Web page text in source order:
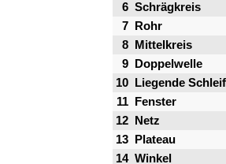
6 Schrägkreis
7
Rohr
8
Mittelkreis
9
Doppelwelle
10
Liegende
11
Fenster
12
Netz
13
Plateau
14 Winkel